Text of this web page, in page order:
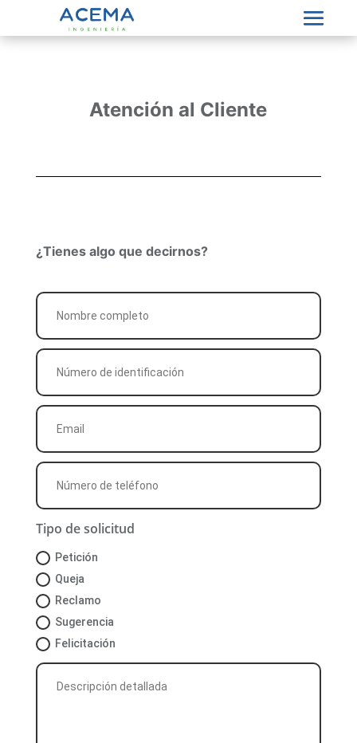
Atención al Cliente
¿Tienes algo que decirnos?
Tipo de solicitud
Petición
Queja
Reclamo
Sugerencia
Felicitación